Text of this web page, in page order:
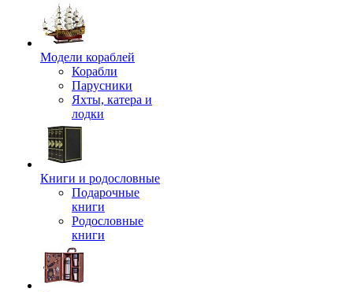
Модели кораблей
Корабли
Парусники
Яхты, катера и
лодки
Книги и родословные
Подарочные
книги
Родословные
книги